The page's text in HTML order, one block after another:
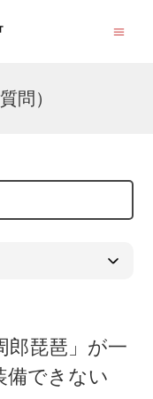
問）
郎琵琶」が一
備できない